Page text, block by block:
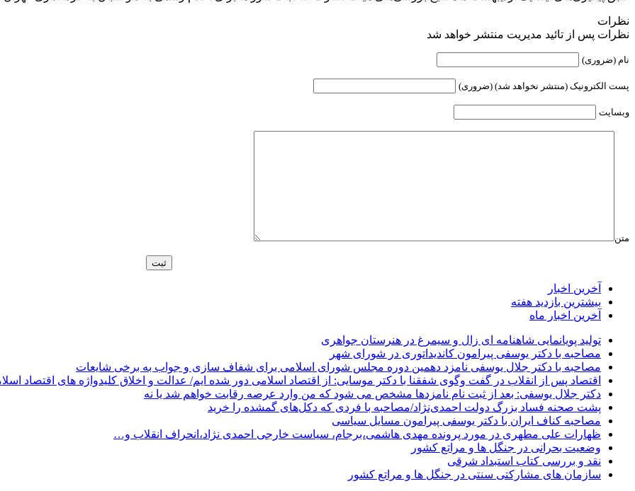
نظرات
نظرات پس از تائید مدیریت منتشر خواهد شد
نام (ضروری)
پست الکترونیک (منتشر نخواهد شد) (ضروری)
وبسایت
متن
آخرین اخبار
بیشترین بازدید هفته
آخرین اخبار ماه
تولید پویانمایی شاهنامه ای زال و سیمرغ در هنرستان جواهری
مصاحبه با دکتر یوسفی پیرامون کاندیداتوری در شورای شهر
مصاحبه با دکتر جلال یوسفی نامزد دهمین دوره مجلس شورای اسلامی برای شفاف سازی و جواب به برخی شایعات
اقتصاد پس از انقلاب در گفت وگوی شفقنا با دکتر موسایی: از اقتصاد اسلامی دور شده ایم/ عدالت و اخلاق کلیدواژه های اقتصاد
دکتر جلال یوسفی: بعد از ثبت نام نامزدها مشخص می شود که من وارد عرصه رقابت خواهم شد یا نه
پشت صحنه فساد بزرگ دولت احمدی‌نژاد/مصاحبه با فردی که دکل‌های گمشده را خرید
مصاحبه کناف ایران با دکتر یوسفی پیرامون مسایل سیاسی
ظهارات علی مطهری در مورد پرونده مهدی هاشمی،برجام، سیاست خارجی احمدی نژاد،انحراف انقلاب و…
وضعیت بحرانی در جنگل ها و مراتع کشور
نقد و بررسی کتاب استبداد شرقی
سازمان های مشارکتی سنتی در جنگل ها و مراتع کشور